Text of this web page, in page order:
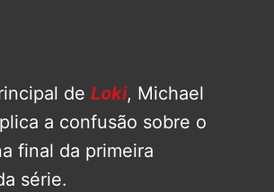
de Loki, Michael
a confusão sobre o
final da primeira
série.